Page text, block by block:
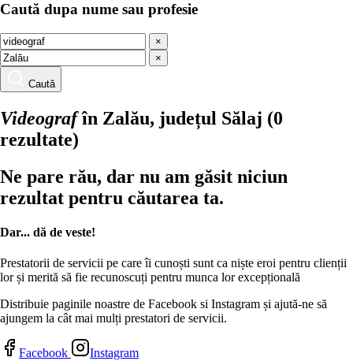
Caută dupa nume sau profesie
×
×
Caută
Videografîn Zalău, județul Sălaj (0
rezultate)
Ne pare rău, dar nu am găsit niciun
rezultat pentru căutarea ta.
Dar... dă de veste!
Prestatorii de servicii pe care îi cunoști sunt ca niște eroi pentru clienții
lor și merită să fie recunoscuți pentru munca lor excepțională
Distribuie paginile noastre de Facebook si Instagram și ajută-ne să
ajungem la cât mai mulți prestatori de servicii.
Facebook Instagram